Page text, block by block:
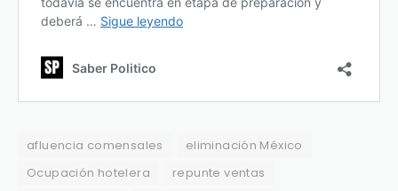
afluencia comensales
eliminación México
Ocupación hotelera
repunte ventas